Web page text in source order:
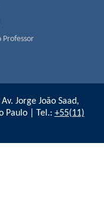
Professor
Jorge João Saad,
Paulo | Tel.: +55(11)